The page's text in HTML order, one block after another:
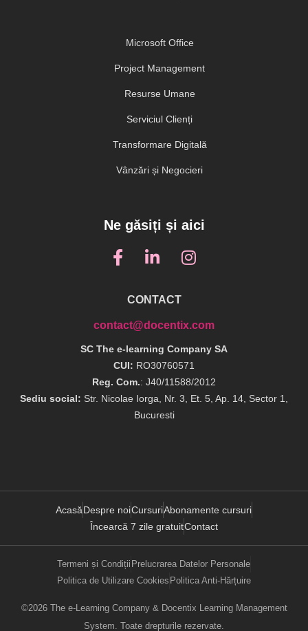
Microsoft Office
Project Management
Resurse Umane
Serviciul Clienți
Transformare Digitală
Vânzări și Negocieri
Ne găsiți și aici
CONTACT
contact@docentix.com
SC The e-learning Company SA
CUI: RO30760571
Reg. Com.: J40/11588/2012
Sediu social: Str. Nicolae Iorga, Nr. 3, Et. 5, Ap. 14, Sector 1,
Bucuresti
AcasăDespre noiCursuriAbonamente cursuri
Încearcă 7 zile gratuitContact
Termeni și Condiții Prelucrarea Datelor Personale
Politica de Utilizare Cookies Politica Anti-Hărțuire
©2026 The e-Learning Company & Docentix Learning Management
System. Toate drepturile rezervate.